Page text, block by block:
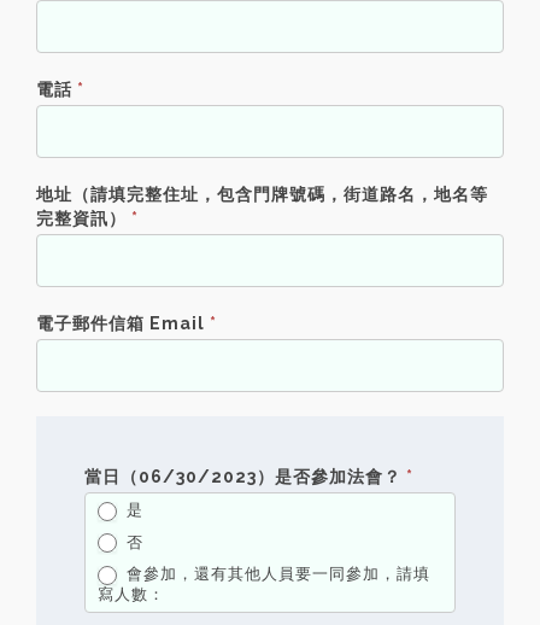
電話 *
地址（請填完整住址，包含門牌號碼，街道路名，地名等
完整資訊） *
電子郵件信箱 Email *
當日（06/30/2023）是否參加法會？ *
是
否
會參加，還有其他人員要一同參加，請填
寫人數：
會參加，還有其他人員要一同參加，請填寫人數：